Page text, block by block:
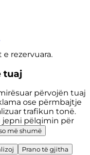
rezervuara.
tuaj
përvojën tuaj
ose përmbajtje
trafikun tonë.
jepni pëlqimin për
më shumë
Prano të gjitha